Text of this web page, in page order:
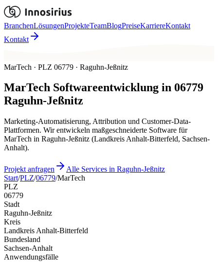
BranchenLösungenProjekteTeamBlogPreiseKarriereKontakt
Kontakt
MarTech · PLZ 06779 · Raguhn-Jeßnitz
MarTech Softwareentwicklung in 06779
Raguhn-Jeßnitz
Marketing-Automatisierung, Attribution und Customer-Data-
Plattformen. Wir entwickeln maßgeschneiderte Software für
MarTech in Raguhn-Jeßnitz (Landkreis Anhalt-Bitterfeld, Sachsen-
Anhalt).
Projekt anfragen
Alle Services in Raguhn-Jeßnitz
Start/PLZ/06779/MarTech
PLZ
06779
Stadt
Raguhn-Jeßnitz
Kreis
Landkreis Anhalt-Bitterfeld
Bundesland
Sachsen-Anhalt
Anwendungsfälle